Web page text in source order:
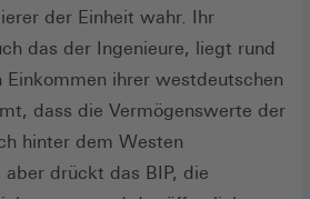
der Einheit wahr. Ihr
das der Ingenieure, liegt rund
Einkommen ihrer westdeutschen
dass die Vermögenswerte der
hinter dem Westen
aber drückt das BIP, die